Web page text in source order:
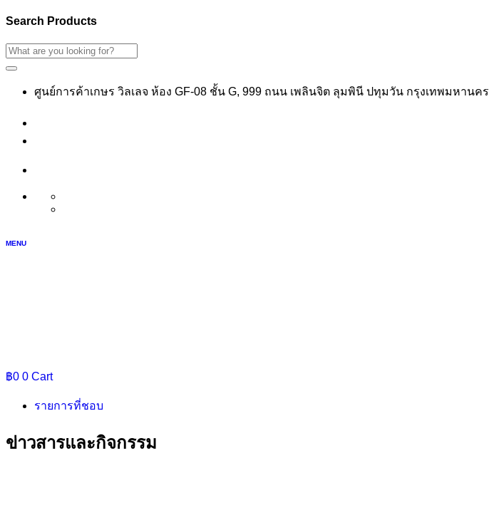
Search Products
ศูนย์การค้าเกษร วิลเลจ ห้อง GF-08 ชั้น G, 999 ถนน เพลินจิต ลุมพินี ปทุมวัน กรุงเทพมหานคร
MENU
฿0 0 Cart
รายการที่ชอบ
ข่าวสารและกิจกรรม